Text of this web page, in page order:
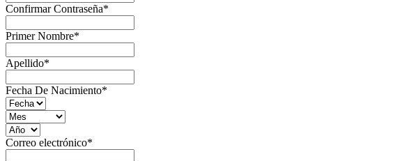
Confirmar Contraseña*
Primer Nombre*
Apellido*
Fecha De Nacimiento*
Correo electrónico*